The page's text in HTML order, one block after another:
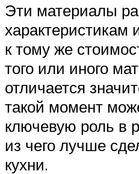
Эти материалы
к тому же
того или иного
отличается
такой момент
ключевую роль в
из чего лучше
кухни.